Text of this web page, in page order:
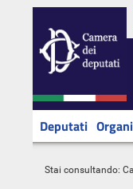
Deputati
Stai consultando: